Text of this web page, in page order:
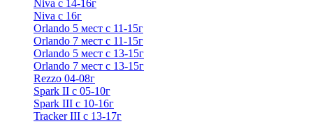
Niva с 14-16г
Niva с 16г
Orlando 5 мест с 11-15г
Orlando 7 мест с 11-15г
Orlando 5 мест с 13-15г
Orlando 7 мест с 13-15г
Rezzo 04-08г
Spark II с 05-10г
Spark III с 10-16г
Tracker III с 13-17г